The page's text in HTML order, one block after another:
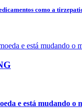
como a
e está mudando o